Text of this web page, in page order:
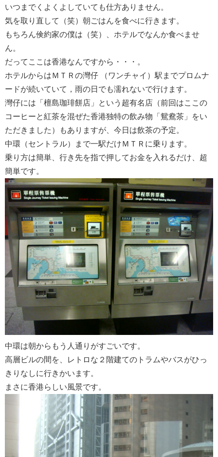
いつまでくよくよしていても仕方ありません。
気を取り直して（笑）朝ごはんを食べに行きます。
もちろん倹約家の僕は（笑）、ホテルでなんか食べませ
ん。
だってここは香港なんですから・・・。
ホテルからはＭＴＲの灣仔 （ワンチャイ）駅までプロムナ
ードが続いていて，雨の日でも濡れないで行けます。
灣仔には「檀島珈琲餅店」という超有名店（前回はここの
コーヒーと紅茶を混ぜた香港独特の飲み物「鴛鴦茶」をい
ただきました）もありますが、今日は飲茶の予定。
中環（セントラル）まで一駅だけＭＴＲに乗ります。
乗り方は簡単、行き先を指で押してお金を入れるだけ、超
簡単です。
中環は朝からもう人通りがすごいです。
高層ビルの間を、レトロな２階建てのトラムやバスがひっ
きりなしに行きかいます。
まさに香港らしい風景です。